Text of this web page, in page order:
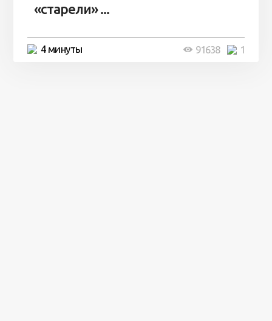
«старели» ...
4 минуты 1
91638